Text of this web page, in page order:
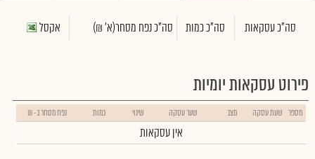
סה"כ עסקאות סה"כ כמות סה"כ נפח מסחר(א' ₪) אקסל
פירוט עסקאות יומיות
מספר שעת עסקה מצב שער עסקה שינוי כמות נפח מסחר ב- ₪
אין עסקאות